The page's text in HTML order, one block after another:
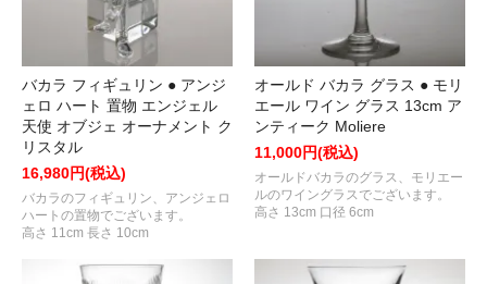
バカラ フィギュリン ● アンジ
ェロ ハート 置物 エンジェル
天使 オブジェ オーナメント ク
リスタル
16,980円(税込)
バカラのフィギュリン、アンジェロ
ハートの置物でございます。
高さ 11cm 長さ 10cm
オールド バカラ グラス ● モリ
エール ワイン グラス 13cm ア
ンティーク Moliere
11,000円(税込)
オールドバカラのグラス、モリエー
ルのワイングラスでございます。
高さ 13cm 口径 6cm